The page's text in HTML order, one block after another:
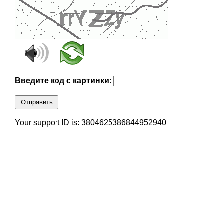
Введите код с картинки:
Отправить
Your support ID is: 3804625386844952940